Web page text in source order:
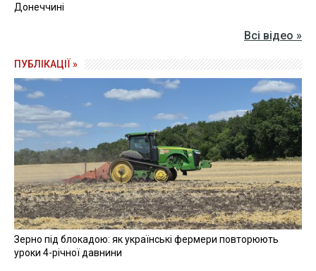
Донеччині
Всі відео »
ПУБЛІКАЦІЇ »
Зерно під блокадою: як українські фермери повторюють
уроки 4-річної давнини